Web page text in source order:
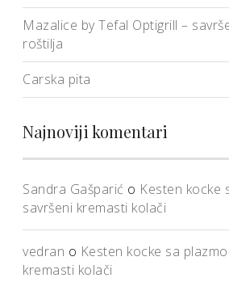
Mazalice by Tefal Optigrill –
roštilja
Carska pita
Najnoviji komentari
Sandra Gašparić o Kesten kocke
savršeni kremasti kolači
vedran o Kesten kocke sa
kremasti kolači